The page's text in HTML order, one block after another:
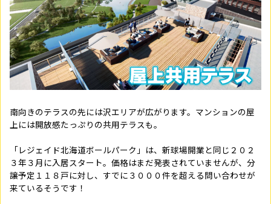
南向きのテラスの先には沢エリアが広がります。マンションの屋
上には開放感たっぷりの共用テラスも。
「レジェイド北海道ボールパーク」は、新球場開業と同じ２０２
３年３月に入居スタート。価格はまだ発表されていませんが、分
譲予定１１８戸に対し、すでに３０００件を超える問い合わせが
来ているそうです！